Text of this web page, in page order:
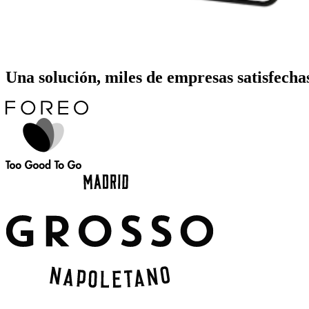
Una solución, miles de empresas